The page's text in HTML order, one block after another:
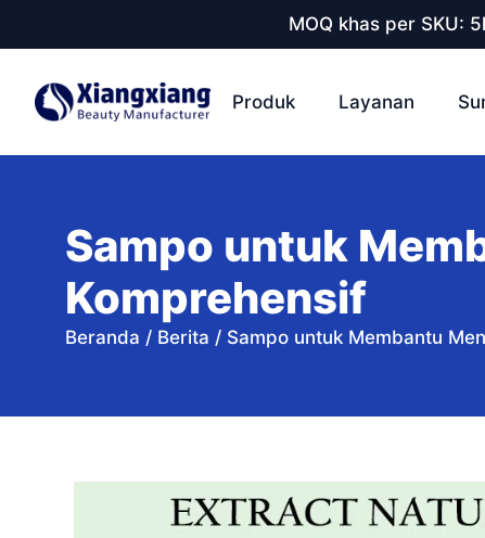
MOQ khas per SKU:
Produk Layanan
Sampo untuk
Komprehensif
Beranda / Berita / Sampo untuk Membantu